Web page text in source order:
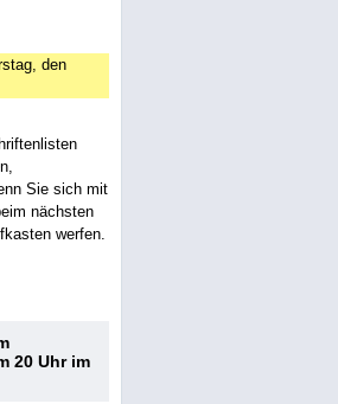
den
Sie sich mit
nächsten
werfen.
20 Uhr im